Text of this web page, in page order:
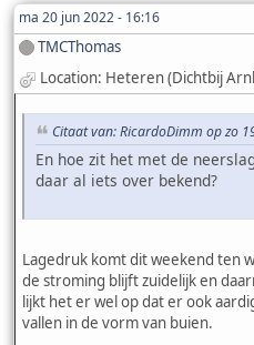
ma 20 jun 2022 - 16:16
TMCThomas
Location: Heteren (Dichtbij
Citaat van: RicardoDimm op zo
En hoe zit het met de
daar al iets over bekend?
Lagedruk komt dit weekend ten
de stroming blijft zuidelijk en
lijkt het er wel op dat er ook
vallen in de vorm van buien.